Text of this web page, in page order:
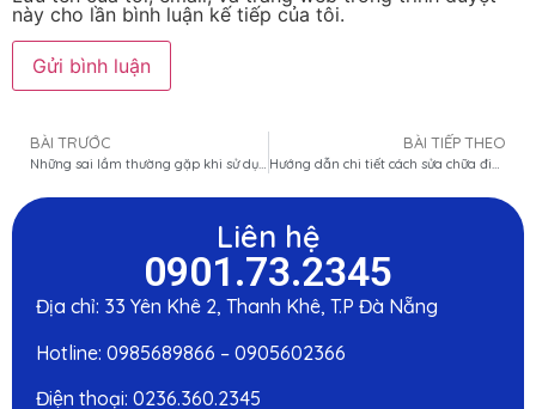
này cho lần bình luận kế tiếp của tôi.
BÀI TRƯỚC
Những sai lầm thường gặp khi sử dụng máy lạnh và cách khắc phục
BÀI TIẾP THEO
Hướng dẫn chi tiết cách sửa chữa điện nước tại nhà cho người mới
Liên hệ
0901.73.2345
Địa chỉ: 33 Yên Khê 2, Thanh Khê, T.P Đà Nẵng
Hotline: 0985689866 – 0905602366
Điện thoại: 0236.360.2345